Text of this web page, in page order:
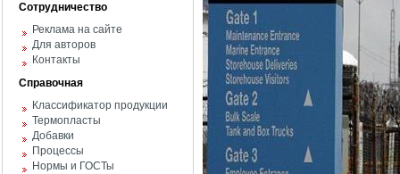
Сотрудничество
Реклама на сайте
Для авторов
Контакты
Справочная
Классификатор продукции
Термопласты
Добавки
Процессы
Нормы и ГОСТы